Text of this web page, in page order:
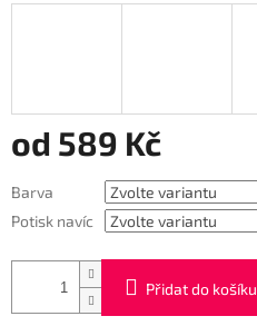
od 589 Kč
cena:
Barva
Potisk navíc
Přidat do košíku